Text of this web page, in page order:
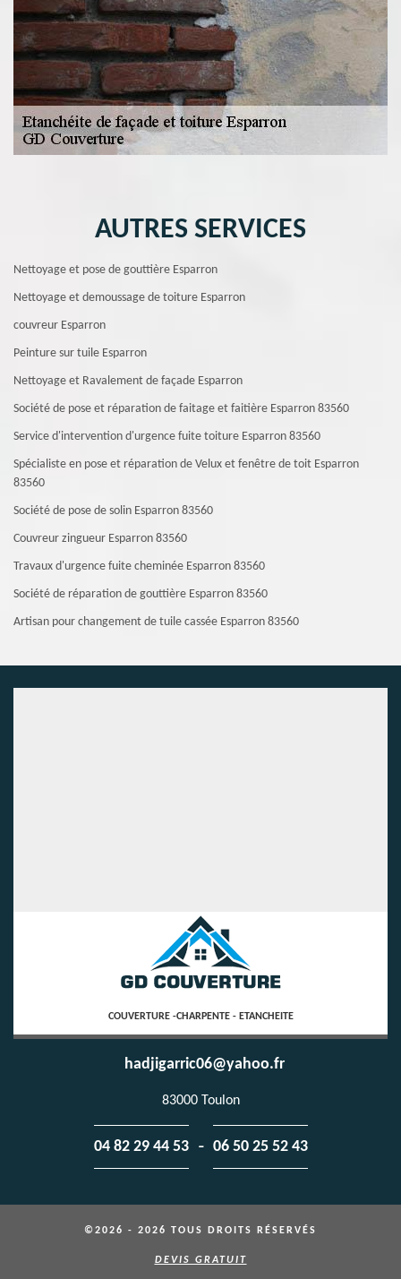
AUTRES SERVICES
Nettoyage et pose de gouttière Esparron
Nettoyage et demoussage de toiture Esparron
couvreur Esparron
Peinture sur tuile Esparron
Nettoyage et Ravalement de façade Esparron
Société de pose et réparation de faitage et faitière Esparron 83560
Service d'intervention d'urgence fuite toiture Esparron 83560
Spécialiste en pose et réparation de Velux et fenêtre de toit Esparron
83560
Société de pose de solin Esparron 83560
Couvreur zingueur Esparron 83560
Travaux d'urgence fuite cheminée Esparron 83560
Société de réparation de gouttière Esparron 83560
Artisan pour changement de tuile cassée Esparron 83560
COUVERTURE -CHARPENTE - ETANCHEITE
hadjigarric06@yahoo.fr
83000 Toulon
04 82 29 44 53 - 06 50 25 52 43
©2026 - 2026 TOUS DROITS RÉSERVÉS
DEVIS GRATUIT